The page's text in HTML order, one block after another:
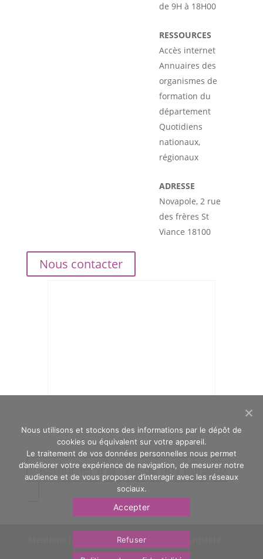
de 9H à 18H00
RESSOURCES
Accès internet
Annuaires des
organismes de
formation du
département
Quotidiens
nationaux,
régionaux
ADRESSE
Novapole, 2 rue
des frères St
Viance 18100
Nous contacter
Retourner à la liste de nos bureaux
Politique de confidentialité
Nous contacter
OasYs
Nous utilisons et stockons des informations par le dépôt de
cookies ou équivalent sur votre appareil.
Le traitement de vos données personnelles nous permet
d’améliorer votre expérience de navigation, de mesurer notre
audience et de vous proposer d’interagir avec les réseaux
sociaux.
Accepter
Refuser